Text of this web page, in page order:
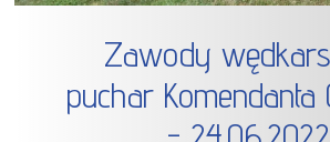
Zawody
puchar Komendanta